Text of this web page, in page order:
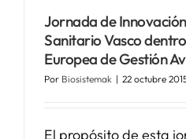
Jornada de
Sanitario Vasco
Europea de Gestión
Por Biosistemak | 22 octubre
El propósito de esta